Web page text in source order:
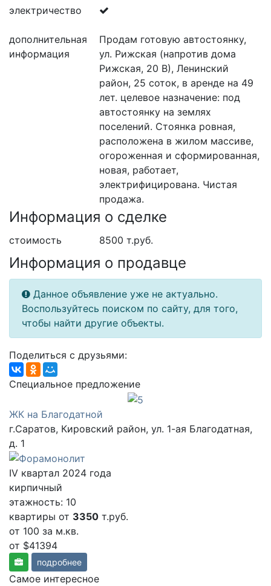
электричество
дополнительная
информация
Продам готовую автостоянку,
ул. Рижская (напротив дома
Рижская, 20 В), Ленинский
район, 25 соток, в аренде на 49
лет. целевое назначение: под
автостоянку на землях
поселений. Стоянка ровная,
расположена в жилом массиве,
огороженная и сформированная,
новая, работает,
электрифицирована. Чистая
продажа.
Информация о сделке
стоимость 8500т.руб.
Информация о продавце
Данное объявление уже не актуально.
Воспользуйтесь поиском по сайту, для того,
чтобы найти другие объекты.
Поделиться с друзьями:
Cпециальное предложение
ЖК на Благодатной
г.Саратов, Кировский район, ул. 1-ая Благодатная,
д. 1
IV квартал 2024 года
кирпичный
этажность: 10
квартиры от 3350 т.руб.
от 100 за м.кв.
от $41394
подробнее
Самое интересное